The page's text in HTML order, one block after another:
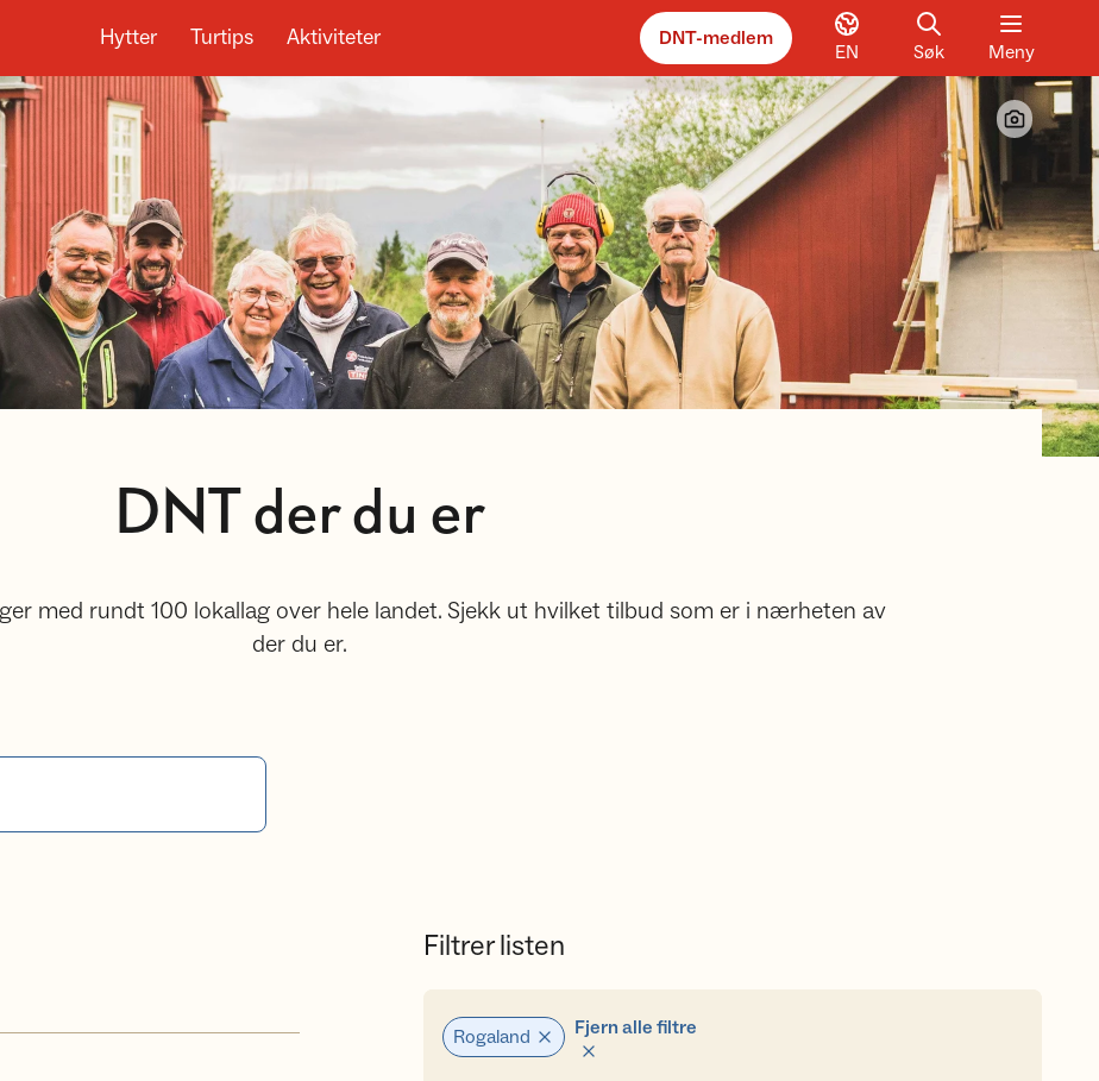
Hytter Turtips Aktiviteter DNT-medlem
EN Søk Meny
DNT der du er
med rundt 100 lokallag over hele landet. Sjekk ut hvilket tilbud som er i nærheten av
der du er.
Filtrer listen
Rogaland Fjern alle filtre